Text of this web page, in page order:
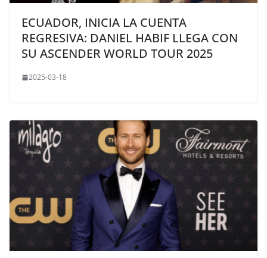
ECUADOR, INICIA LA CUENTA
REGRESIVA: DANIEL HABIF LLEGA CON
SU ASCENDER WORLD TOUR 2025
2025-03-18